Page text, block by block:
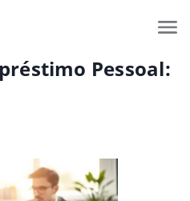
Pessoal: